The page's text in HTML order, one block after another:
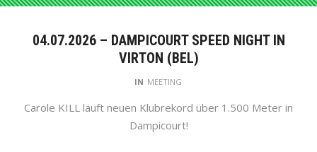
04.07.2026 – DAMPICOURT SPEED NIGHT IN
VIRTON (BEL)
IN MEETING
Carole KILL läuft neuen Klubrekord über 1.500 Meter in
Dampicourt!